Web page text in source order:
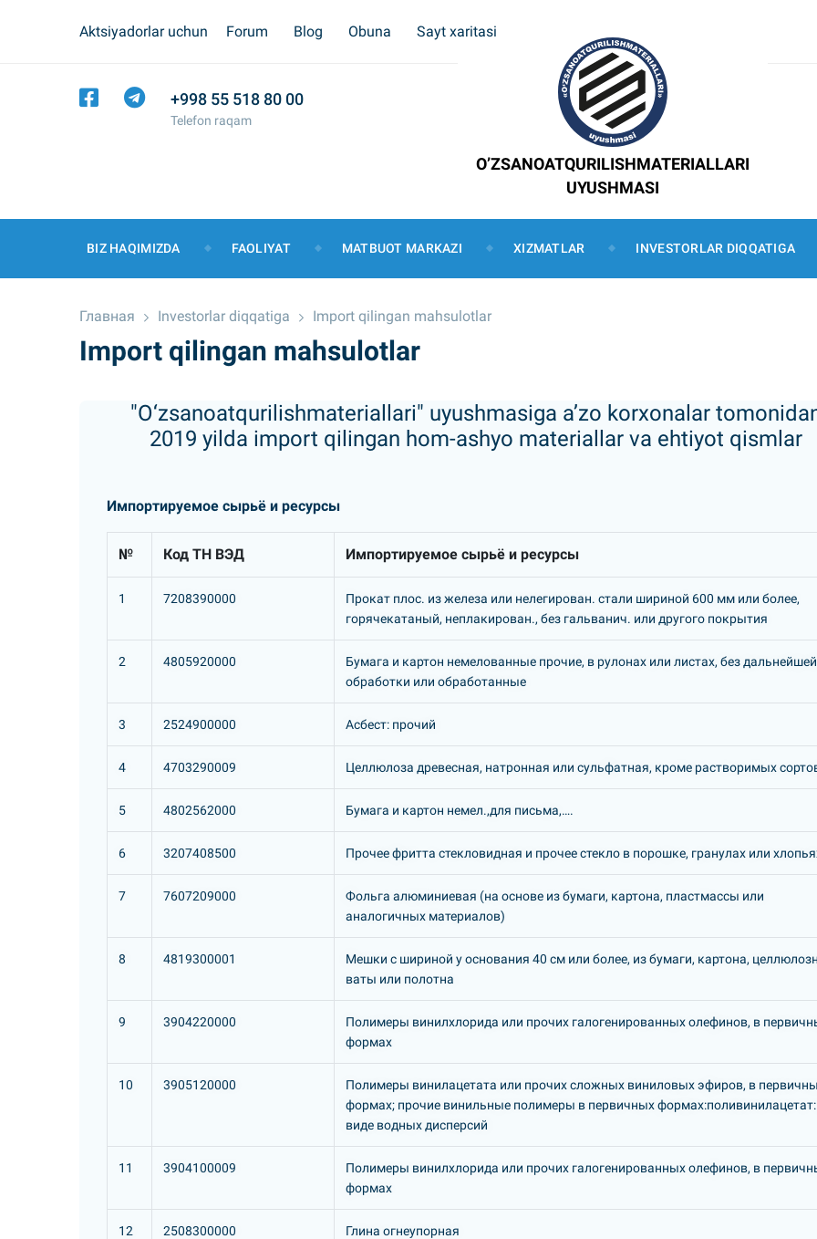
Aktsiyadorlar uchun Forum Blog Obuna Sayt xaritasi
+998 55 518 80 00
Telefon raqam
O’ZSANOATQURILISHMATERIALLARI
UYUSHMASI
BIZ HAQIMIZDA FAOLIYAT MATBUOT MARKAZI XIZMATLAR INVESTORLAR DIQQATIGA
Главная Investorlar diqqatiga Import qilingan mahsulotlar
Import qilingan mahsulotlar
"O‘zsanoatqurilishmateriallari" uyushmasiga a’zo korxonalar
2019 yilda import qilingan hom-ashyo materiallar va ehtiyot qismlar
Импортируемое сырьё и ресурсы
№ Код ТН ВЭД Импортируемое сырьё и ресурсы
1 7208390000
Прокат плос. из железа или нелегирован. стали шириной 600 мм или более,
горячекатаный, неплакирован., без гальванич. или другого покрытия
2 4805920000
Бумага и картон немелованные прочие, в рулонах или листах, без дальнейшей
обработки или обработанные
3 2524900000 Асбест: прочий
4 4703290009 Целлюлоза древесная, натронная или сульфатная, кроме растворимых
5 4802562000 Бумага и картон немел.,для письма,….
6 3207408500 Прочее фритта стекловидная и прочее стекло в порошке, гранулах или
7 7607209000
Фольга алюминиевая (на основе из бумаги, картона, пластмассы или
аналогичных материалов)
8 4819300001
Мешки с шириной у основания 40 см или более, из бумаги, картона,
ваты или полотна
9 3904220000
Полимеры винилхлорида или прочих галогенированных олефинов, в
формах
10 3905120000
Полимеры винилацетата или прочих сложных виниловых эфиров, в
формах; прочие винильные полимеры в первичных
виде водных дисперсий
11 3904100009
Полимеры винилхлорида или прочих галогенированных олефинов, в
формах
12 2508300000 Глина огнеупорная